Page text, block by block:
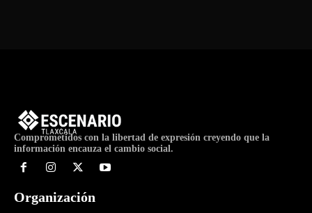
Comprometidos con la libertad de expresión creyendo que la
información encauza el cambio social.
Organización